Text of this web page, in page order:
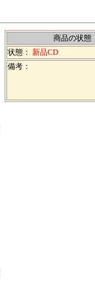
商品の状態
状態： 新品CD
備考：